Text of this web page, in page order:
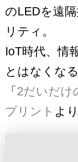
のLEDを遠
リティ。
IoT時代、情
とはなくな
「2だいだけ
プリント より